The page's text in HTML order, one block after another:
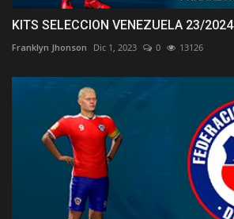
KITS SELECCION VENEZUELA 23/2024
Franklyn Jhonson Dic 1, 2023 0 13126